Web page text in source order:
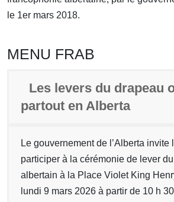
le 1er mars 2018.
MENU FRAB
Les levers du drapeau
partout en Alberta
Le gouvernement de l’Alberta invite
participer à la cérémonie de lever
albertain à la Place Violet King
lundi 9 mars 2026 à partir de 10 h